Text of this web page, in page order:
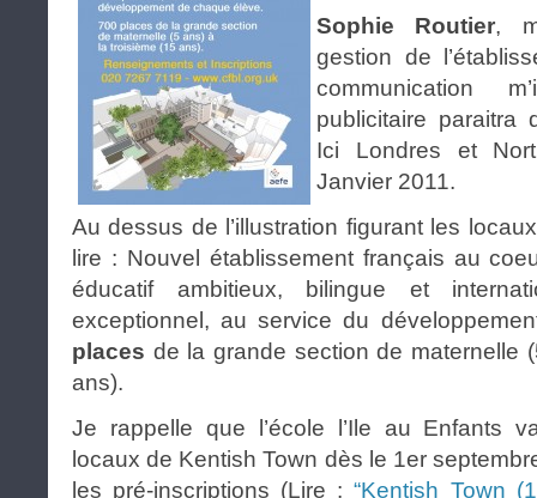
Sophie Routier,
gestion de
communication
publicitaire paraitra
Ici Londres et
Janvier 2011.
Au dessus de l’illustration figurant les
lire : Nouvel établissement français au
éducatif ambitieux, bilingue et
exceptionnel, au service du
places de la grande section de maternelle
ans).
Je rappelle que l’école l’Ile au Enfants
locaux de Kentish Town dès le 1er
les pré-inscriptions (Lire :“Kentish Town